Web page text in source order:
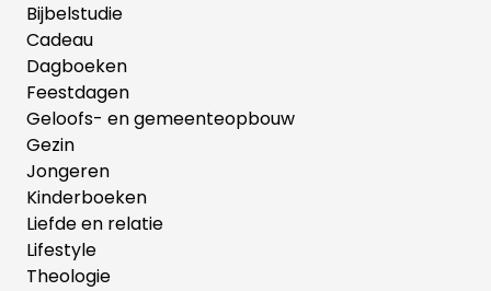
Bijbelstudie
Cadeau
Dagboeken
Feestdagen
Geloofs- en gemeenteopbouw
Gezin
Jongeren
Kinderboeken
Liefde en relatie
Lifestyle
Theologie